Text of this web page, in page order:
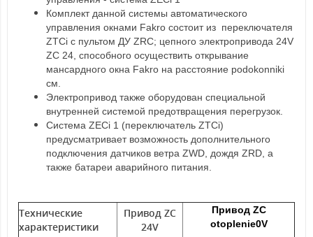
Комплект данной системы автоматического
управления окнами Fakro состоит из переключателя
ZTCi с пультом ДУ ZRC; цепного электропривода 24V
ZC 24, способного осуществить открывание
мансардного окна Fakro на расстояние podokonniki
см.
Электропривод также оборудован специальной
внутренней системой предотвращения перегрузок.
Система ZECi 1 (переключатель ZTCi)
предусматривает возможность дополнительного
подключения датчиков ветра ZWD, дождя ZRD, а
также батареи аварийного питания.
Технические
характеристики
Привод ZC
24V
Привод ZC
otoplenie0V